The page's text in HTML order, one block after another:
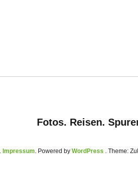
Fotos. Reisen.
Impressum Powered by WordPress Theme: